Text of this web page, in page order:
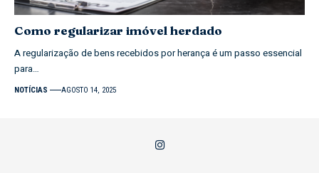
Como regularizar imóvel herdado
A regularização de bens recebidos por herança é um passo essencial
para…
NOTÍCIAS AGOSTO 14, 2025